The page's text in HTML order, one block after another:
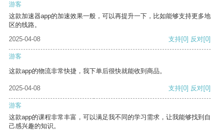
游客
这款加速器app的加速效果一般，可以再提升一下，比如能够支持更多地
区的线路。
2025-04-08
支持[0] 反对[0]
游客
这款app的物流非常快捷，我下单后很快就能收到商品。
2025-04-08 支持[0] 反对[0]
游客
这款app的课程非常丰富，可以满足我不同的学习需求，让我能够找到自
己感兴趣的知识。